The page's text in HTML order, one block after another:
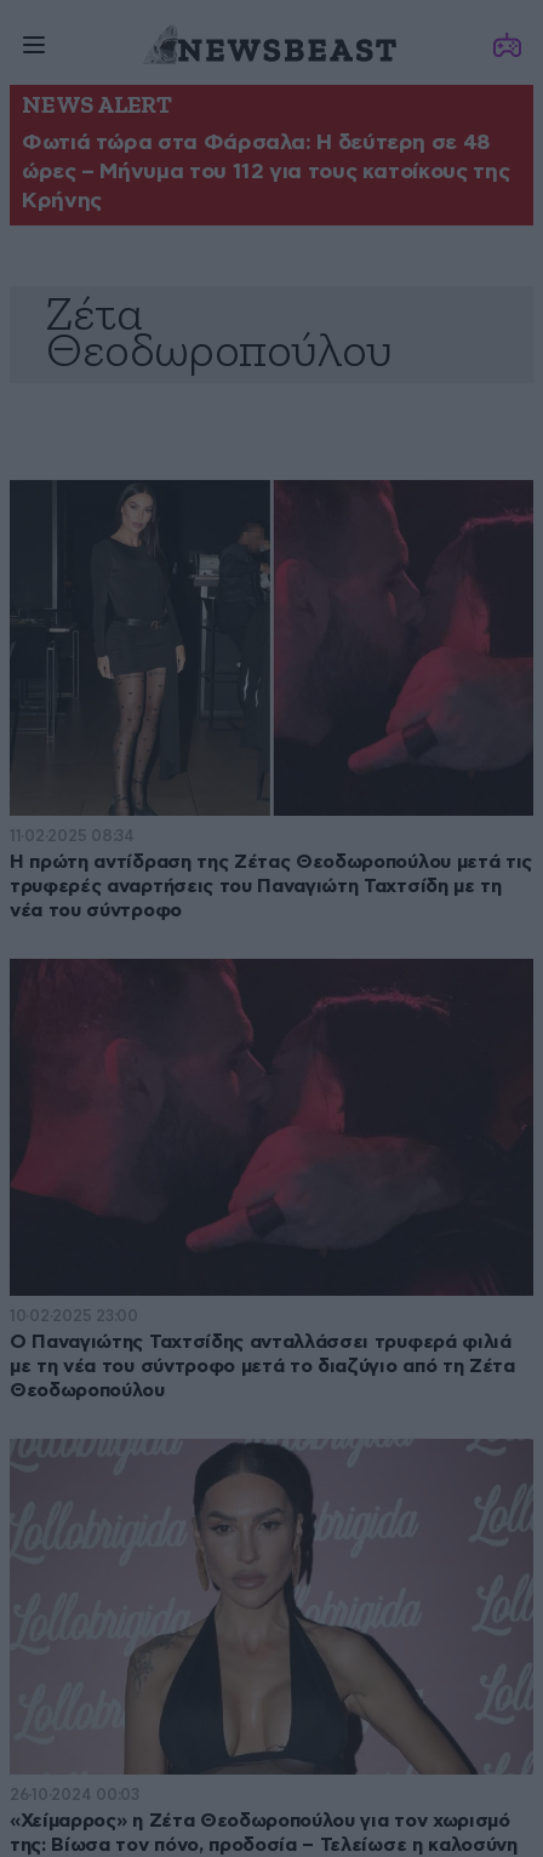
NEWS ALERT
Φωτιά τώρα στα Φάρσαλα: Η δεύτερη σε 48
ώρες – Μήνυμα του 112 για τους κατοίκους της
Κρήνης
Ζέτα
Θεοδωροπούλου
11·02·2025 08:34
Η πρώτη αντίδραση της Ζέτας Θεοδωροπούλου μετά τις
τρυφερές αναρτήσεις του Παναγιώτη Ταχτσίδη με τη
νέα του σύντροφο
10·02·2025 23:00
Ο Παναγιώτης Ταχτσίδης ανταλλάσσει τρυφερά φιλιά
με τη νέα του σύντροφο μετά το διαζύγιο από τη Ζέτα
Θεοδωροπούλου
26·10·2024 00:03
«Χείμαρρος» η Ζέτα Θεοδωροπούλου για τον χωρισμό
της: Βίωσα τον πόνο, προδοσία – Τελείωσε η καλοσύνη